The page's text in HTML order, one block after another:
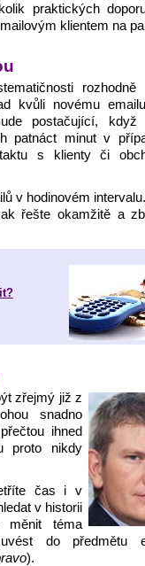
praktických
klientem na
rozhodně
kvůli novému
postačující, když
patnáct minut v
s klienty či
v hodinovém
řešte okamžitě a
zřejmý již z
snadno
ihned
proto nikdy
čas i v
v historii
měnit téma
do předmětu
).